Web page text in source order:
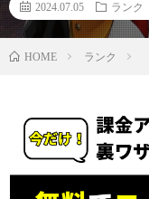
2024.07.05 ランク
HOME ランク